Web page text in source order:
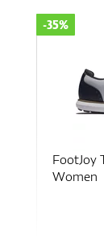
FootJoy
Women
-35%